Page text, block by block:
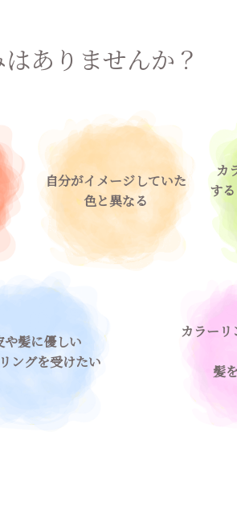
ありませんか？
自分がイメージしていた
色と異なる
カ
す
や髪に優しい
ングを受けたい
カラー
髪